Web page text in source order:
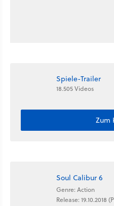
Spiele-Trailer
18.505 Videos
Zum
Soul Calibur 6
Genre: Action
Release: 19.10.2018